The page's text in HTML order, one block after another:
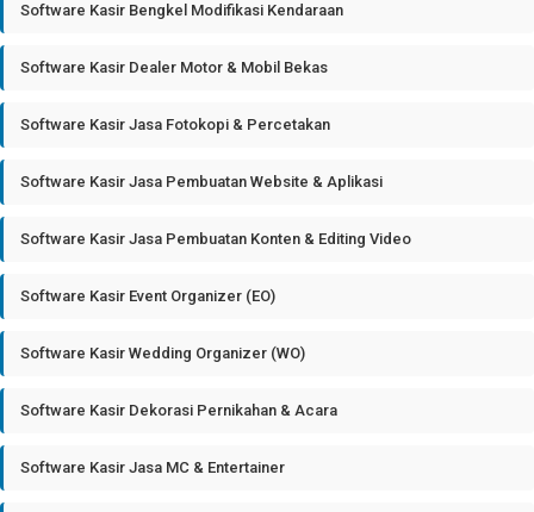
Software Kasir Bengkel Modifikasi Kendaraan
Software Kasir Dealer Motor & Mobil Bekas
Software Kasir Jasa Fotokopi & Percetakan
Software Kasir Jasa Pembuatan Website & Aplikasi
Software Kasir Jasa Pembuatan Konten & Editing Video
Software Kasir Event Organizer (EO)
Software Kasir Wedding Organizer (WO)
Software Kasir Dekorasi Pernikahan & Acara
Software Kasir Jasa MC & Entertainer